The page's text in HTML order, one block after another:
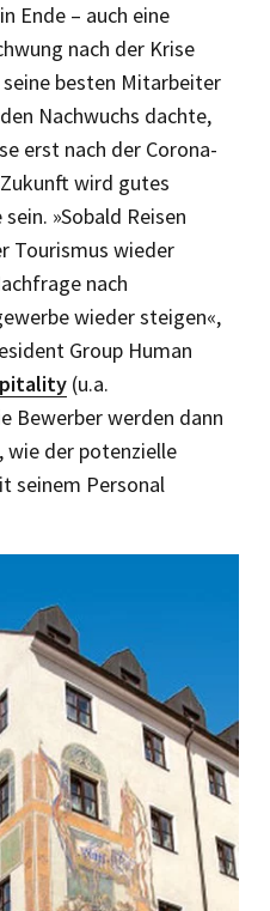
Ende – auch eine
nach der Krise
besten Mitarbeiter
Nachwuchs dachte,
erst nach der Corona-
wird gutes
»Sobald Reisen
Tourismus wieder
nach
wieder steigen«,
Group Human
(u.a.
Bewerber werden dann
wie der potenzielle
seinem Personal